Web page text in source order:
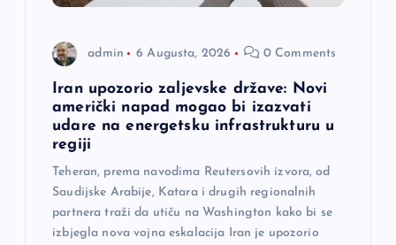
admin 6 Augusta, 2026 0 Comments
Iran upozorio zaljevske države: Novi
američki napad mogao bi izazvati
udare na energetsku infrastrukturu u
regiji
Teheran, prema navodima Reutersovih izvora, od
Saudijske Arabije, Katara i drugih regionalnih
partnera traži da utiču na Washington kako bi se
izbjegla nova vojna eskalacija Iran je upozorio